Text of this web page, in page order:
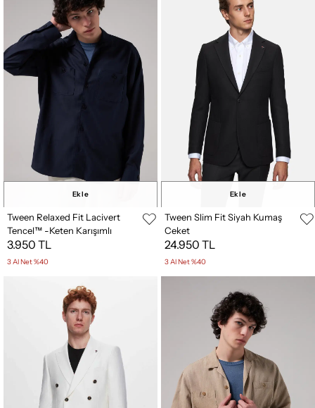
Ekle
Tween Relaxed Fit Lacivert
Tencel™ -Keten Karışımlı
Kumaş Ceket
3.950 TL
3 Al Net %40
Ekle
Tween Slim Fit Siyah Kumaş
Ceket
24.950 TL
3 Al Net %40